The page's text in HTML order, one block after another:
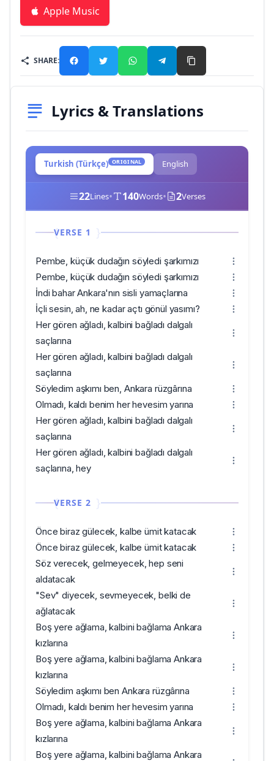
Apple Music
SHARE:
Lyrics & Translations
Turkish (Türkçe) ORIGINAL English
22Lines• 140Words• 2Verses
VERSE 1
Pembe, küçük dudağın söyledi şarkımızı
Pembe, küçük dudağın söyledi şarkımızı
İndi bahar Ankara'nın sisli yamaçlarına
İçli sesin, ah, ne kadar açtı gönül yasımı?
Her gören ağladı, kalbini bağladı dalgalı
saçlarına
Her gören ağladı, kalbini bağladı dalgalı
saçlarına
Söyledim aşkımı ben, Ankara rüzgârına
Olmadı, kaldı benim her hevesim yarına
Her gören ağladı, kalbini bağladı dalgalı
saçlarına
Her gören ağladı, kalbini bağladı dalgalı
saçlarına, hey
VERSE 2
Önce biraz gülecek, kalbe ümit katacak
Önce biraz gülecek, kalbe ümit katacak
Söz verecek, gelmeyecek, hep seni
aldatacak
"Sev" diyecek, sevmeyecek, belki de
ağlatacak
Boş yere ağlama, kalbini bağlama Ankara
kızlarına
Boş yere ağlama, kalbini bağlama Ankara
kızlarına
Söyledim aşkımı ben Ankara rüzgârına
Olmadı, kaldı benim her hevesim yarına
Boş yere ağlama, kalbini bağlama Ankara
kızlarına
Boş yere ağlama, kalbini bağlama Ankara